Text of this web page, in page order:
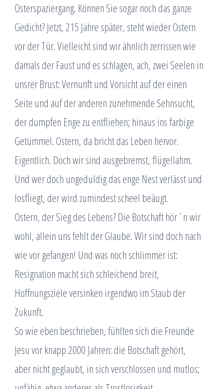
Osterspaziergang. Können Sie sogar noch das ganze
Gedicht? Jetzt, 215 Jahre später, steht wieder Ostern
vor der Tür. Vielleicht sind wir ähnlich zerrissen wie
damals der Faust und es schlagen, ach, zwei Seelen in
unsrer Brust: Vernunft und Vorsicht auf der einen
Seite und auf der anderen zunehmende Sehnsucht,
der dumpfen Enge zu entfliehen; hinaus ins farbige
Getümmel. Ostern, da bricht das Leben hervor.
Eigentlich. Doch wir sind ausgebremst, flügellahm.
Und wer doch ungeduldig das enge Nest verlässt und
losfliegt, der wird zumindest scheel beäugt.
Ostern, der Sieg des Lebens? Die Botschaft hör´n wir
wohl, allein uns fehlt der Glaube. Wir sind doch nach
wie vor gefangen! Und was noch schlimmer ist:
Resignation macht sich schleichend breit,
Hoffnungsziele versinken irgendwo im Staub der
Zukunft.
So wie eben beschrieben, fühlten sich die Freunde
Jesu vor knapp 2000 Jahren: die Botschaft gehört,
aber nicht geglaubt, in sich verschlossen und mutlos;